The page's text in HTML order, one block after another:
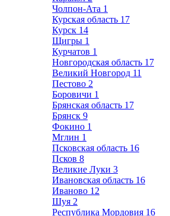
Чолпон-Ата 1
Курская область 17
Курск 14
Щигры 1
Курчатов 1
Новгородская область 17
Великий Новгород 11
Пестово 2
Боровичи 1
Брянская область 17
Брянск 9
Фокино 1
Мглин 1
Псковская область 16
Псков 8
Великие Луки 3
Ивановская область 16
Иваново 12
Шуя 2
Республика Мордовия 16